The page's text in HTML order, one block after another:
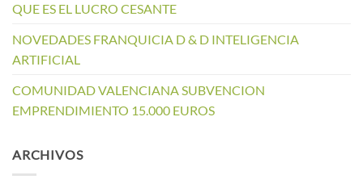
QUE ES EL LUCRO CESANTE
NOVEDADES FRANQUICIA D & D INTELIGENCIA
ARTIFICIAL
COMUNIDAD VALENCIANA SUBVENCION
EMPRENDIMIENTO 15.000 EUROS
ARCHIVOS